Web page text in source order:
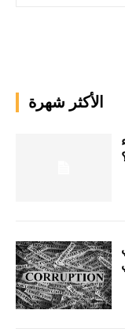
الأكثر شهرة